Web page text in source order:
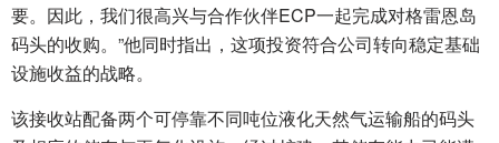
要。因此，我们很高兴与合作伙伴ECP一起完成对格雷恩岛
码头的收购。”他同时指出，这项投资符合公司转向稳定基础
设施收益的战略。
该接收站配备两个可停靠不同吨位液化天然气运输船的码头